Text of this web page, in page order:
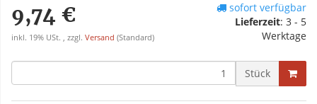
9,74 €
inkl. 19% USt. , zzgl. Versand (Standard)
sofort verfügbar
Lieferzeit: 3 - 5
Werktage
Stück